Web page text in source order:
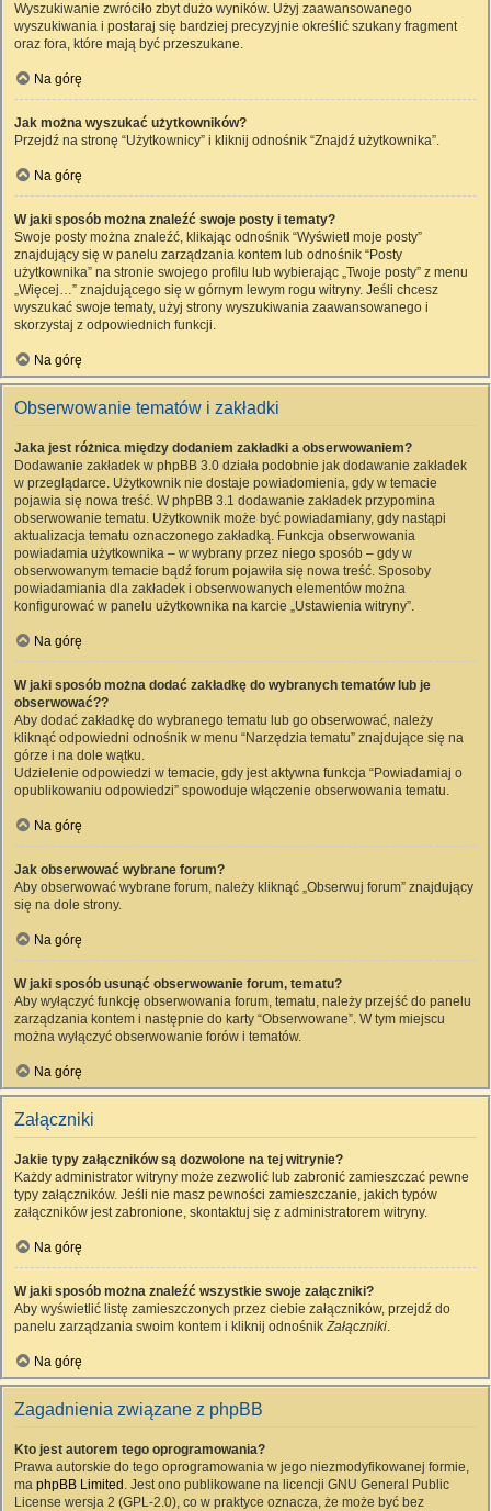
Wyszukiwanie zwróciło zbyt dużo wyników. Użyj zaawansowanego
wyszukiwania i postaraj się bardziej precyzyjnie określić szukany fragment
oraz fora, które mają być przeszukane.
Na górę
Jak można wyszukać użytkowników?
Przejdź na stronę “Użytkownicy” i kliknij odnośnik “Znajdź użytkownika”.
Na górę
W jaki sposób można znaleźć swoje posty i tematy?
Swoje posty można znaleźć, klikając odnośnik “Wyświetl moje posty”
znajdujący się w panelu zarządzania kontem lub odnośnik “Posty
użytkownika” na stronie swojego profilu lub wybierając „Twoje posty” z menu
„Więcej…” znajdującego się w górnym lewym rogu witryny. Jeśli chcesz
wyszukać swoje tematy, użyj strony wyszukiwania zaawansowanego i
skorzystaj z odpowiednich funkcji.
Na górę
Obserwowanie tematów i zakładki
Jaka jest różnica między dodaniem zakładki a obserwowaniem?
Dodawanie zakładek w phpBB 3.0 działa podobnie jak dodawanie zakładek
w przeglądarce. Użytkownik nie dostaje powiadomienia, gdy w temacie
pojawia się nowa treść. W phpBB 3.1 dodawanie zakładek przypomina
obserwowanie tematu. Użytkownik może być powiadamiany, gdy nastąpi
aktualizacja tematu oznaczonego zakładką. Funkcja obserwowania
powiadamia użytkownika – w wybrany przez niego sposób – gdy w
obserwowanym temacie bądź forum pojawiła się nowa treść. Sposoby
powiadamiania dla zakładek i obserwowanych elementów można
konfigurować w panelu użytkownika na karcie „Ustawienia witryny”.
Na górę
W jaki sposób można dodać zakładkę do wybranych tematów lub je
obserwować??
Aby dodać zakładkę do wybranego tematu lub go obserwować, należy
kliknąć odpowiedni odnośnik w menu “Narzędzia tematu” znajdujące się na
górze i na dole wątku.
Udzielenie odpowiedzi w temacie, gdy jest aktywna funkcja “Powiadamiaj o
opublikowaniu odpowiedzi” spowoduje włączenie obserwowania tematu.
Na górę
Jak obserwować wybrane forum?
Aby obserwować wybrane forum, należy kliknąć „Obserwuj forum” znajdujący
się na dole strony.
Na górę
W jaki sposób usunąć obserwowanie forum, tematu?
Aby wyłączyć funkcję obserwowania forum, tematu, należy przejść do panelu
zarządzania kontem i następnie do karty “Obserwowane”. W tym miejscu
można wyłączyć obserwowanie forów i tematów.
Na górę
Załączniki
Jakie typy załączników są dozwolone na tej witrynie?
Każdy administrator witryny może zezwolić lub zabronić zamieszczać pewne
typy załączników. Jeśli nie masz pewności zamieszczanie, jakich typów
załączników jest zabronione, skontaktuj się z administratorem witryny.
Na górę
W jaki sposób można znaleźć wszystkie swoje załączniki?
Aby wyświetlić listę zamieszczonych przez ciebie załączników, przejdź do
panelu zarządzania swoim kontem i kliknij odnośnikZałączniki.
Na górę
Zagadnienia związane z phpBB
Kto jest autorem tego oprogramowania?
Prawa autorskie do tego oprogramowania w jego niezmodyfikowanej formie,
ma phpBB Limited . Jest ono publikowane na licencji GNU General Public
License wersja 2 (GPL-2.0), co w praktyce oznacza, że może być bez